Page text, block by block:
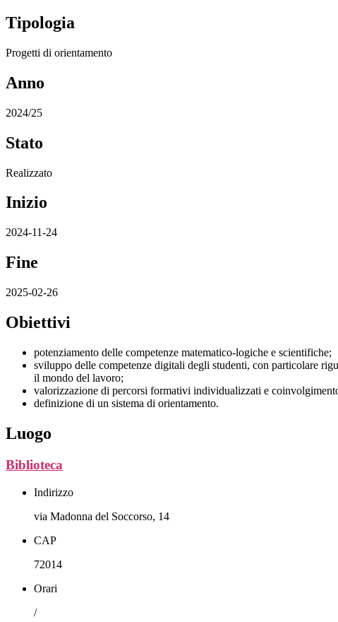
Tipologia
Progetti di orientamento
Anno
2024/25
Stato
Realizzato
Inizio
2024-11-24
Fine
2025-02-26
Obiettivi
potenziamento delle competenze matematico-logiche e scientifiche;
sviluppo delle competenze digitali degli studenti, con particolare
il mondo del lavoro;
valorizzazione di percorsi formativi individualizzati e
definizione di un sistema di orientamento.
Luogo
Biblioteca
Indirizzo
via Madonna del Soccorso, 14
CAP
72014
Orari
/